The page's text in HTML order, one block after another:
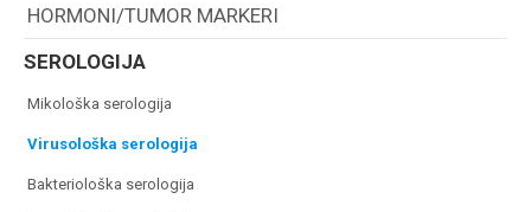
HORMONI/TUMOR MARKERI
SEROLOGIJA
mikološka serologija
virusološka serologija
bakteriološka serologija